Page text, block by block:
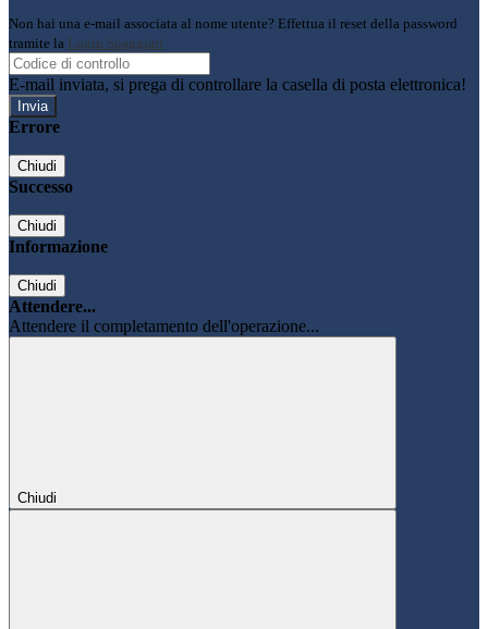
Non hai una e-mail associata al nome utente? Effettua il reset della password
tramite la Login Spaggiari
E-mail inviata, si prega di controllare la casella di posta elettronica!
Errore
Chiudi
Successo
Chiudi
Informazione
Chiudi
Attendere...
Attendere il completamento dell'operazione...
Chiudi